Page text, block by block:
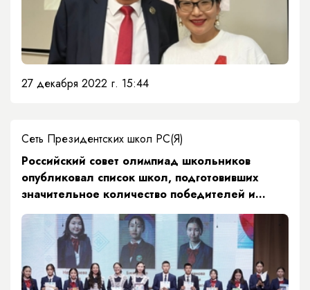
27 декабря 2022 г. 15:44
Сеть Президентских школ РС(Я)
​Российский совет олимпиад школьников
опубликовал список школ, подготовивших
значительное количество победителей и
призеров олимпиад, входящих в Перечень
Министерства науки и высшего образования
Российской Федерации на 2021/22 учебный